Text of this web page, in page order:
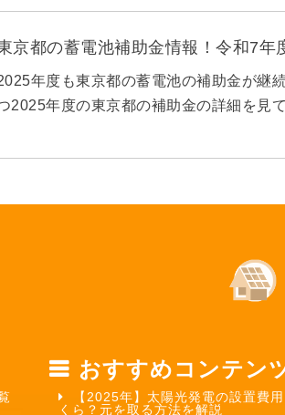
京都の蓄電池補助金情報！令和7年
年度も東京都の蓄電池の補助金が継
2025年度の東京都の補助金の詳細を見
おすすめコンテン
【2025年】太陽光発電の設置費
くら？元を取る方法を解説